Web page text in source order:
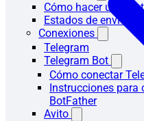
Cómo hacer un
Estados de envío
Conexiones
Telegram
Telegram Bot
Cómo conectar
Instrucciones para
BotFather
Avito